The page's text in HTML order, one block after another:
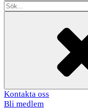
Search
for
Kontakta oss
Bli medlem